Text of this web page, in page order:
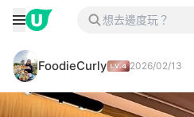
FoodieCurly 2026/02/13